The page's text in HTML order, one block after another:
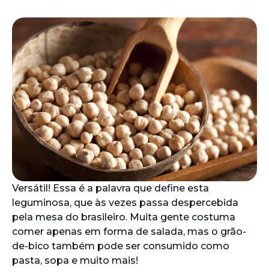
Versátil! Essa é a palavra que define esta
leguminosa, que às vezes passa despercebida
pela mesa do brasileiro. Muita gente costuma
comer apenas em forma de salada, mas o grão-
de-bico também pode ser consumido como
pasta, sopa e muito mais!